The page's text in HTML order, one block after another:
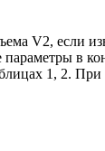
V2, если
в
1, 2.